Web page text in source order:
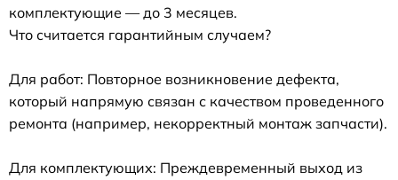
комплектующие — до 3 месяцев.
Что считается гарантийным случаем?
Для работ: Повторное возникновение дефекта,
который напрямую связан с качеством проведенного
ремонта (например, некорректный монтаж запчасти).
Для комплектующих: Преждевременный выход из